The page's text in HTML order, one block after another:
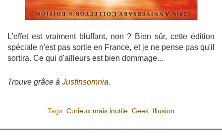
L'effet est vraiment bluffant, non ? Bien sûr, cette édition
spéciale n'est pas sortie en France, et je ne pense pas qu'il
sortira. Ce qui d'ailleurs est bien dommage...
Trouve grâce à JustInsomnia.
Tags: Curieux mais inutile Geek Illusion